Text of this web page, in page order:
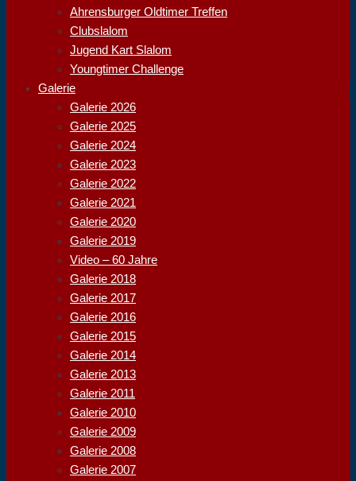
Ahrensburger Oldtimer Treffen
Clubslalom
Jugend Kart Slalom
Youngtimer Challenge
Galerie
Galerie 2026
Galerie 2025
Galerie 2024
Galerie 2023
Galerie 2022
Galerie 2021
Galerie 2020
Galerie 2019
Video – 60 Jahre
Galerie 2018
Galerie 2017
Galerie 2016
Galerie 2015
Galerie 2014
Galerie 2013
Galerie 2011
Galerie 2010
Galerie 2009
Galerie 2008
Galerie 2007